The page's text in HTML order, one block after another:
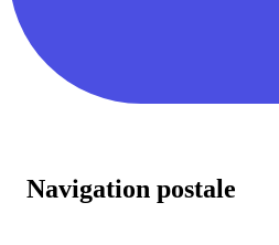
Navigation postale